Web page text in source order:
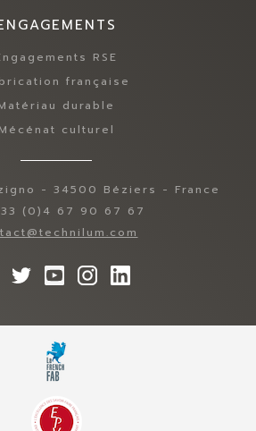
RSE
française
durable
Mécénat culturel
- 34500 Béziers - France
(0)4 67 90 67 67